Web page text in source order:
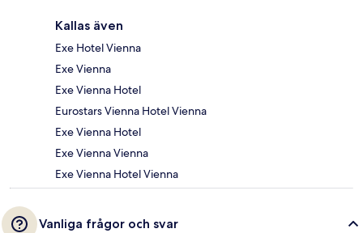
Kallas även
Exe Hotel Vienna
Exe Vienna
Exe Vienna Hotel
Eurostars Vienna Hotel Vienna
Exe Vienna Hotel
Exe Vienna Vienna
Exe Vienna Hotel Vienna
Vanliga frågor och svar